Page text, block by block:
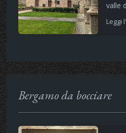
valle
Leggi
Bergamo da bocciare